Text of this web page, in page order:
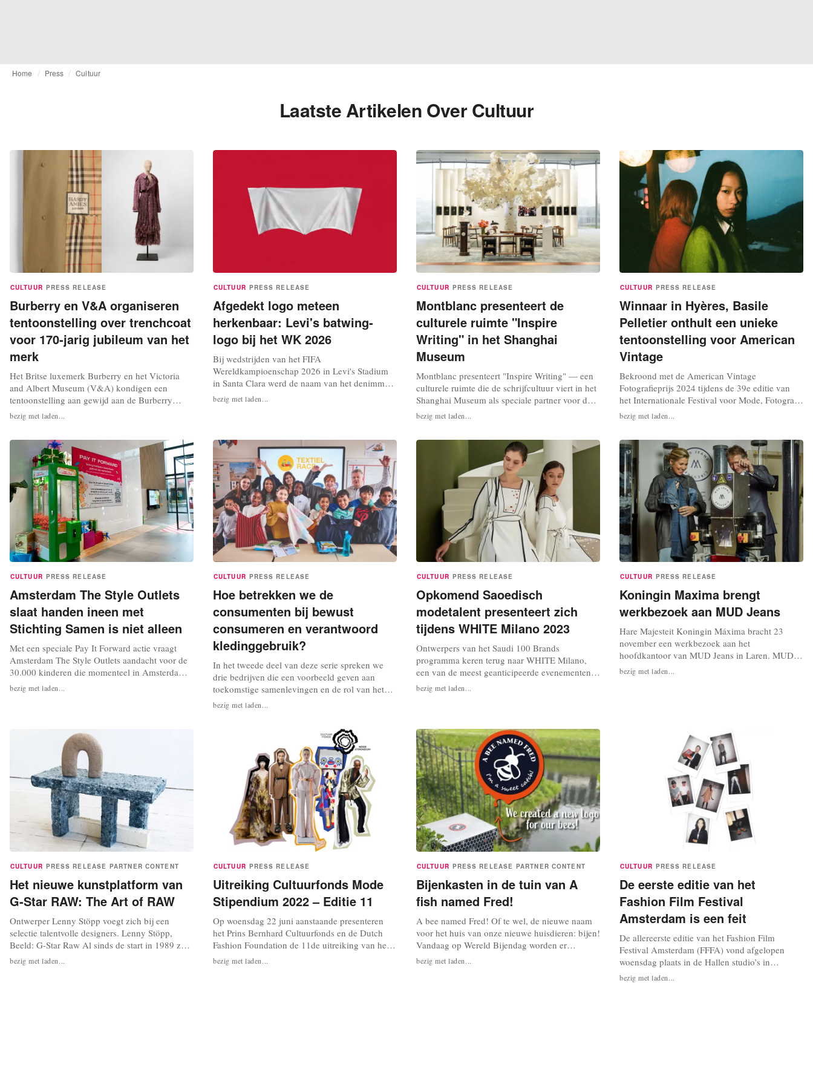
Home Press Cultuur
Laatste Artikelen Over Cultuur
CULTUUR PRESS RELEASE
Burberry en V&A organiseren
tentoonstelling over trenchcoat
voor 170-jarig jubileum van het
merk
Het Britse luxemerk Burberry en het Victoria
and Albert Museum (V&A) kondigen een
tentoonstelling aan gewijd aan de Burberry
trenchcoat. Dit ter ere van het 170-jarig
jubileum van het merk, zo blijkt uit een
'The Burberry Trench: Crafting an Icon', is te
zien in het V&A South Kensington in Londen...
bezig met laden...
CULTUUR PRESS RELEASE
Afgedekt logo meteen
herkenbaar: Levi's batwing-
logo bij het WK 2026
Bij wedstrijden van het FIFA
Wereldkampioenschap 2026 in Levi's Stadium
in Santa Clara werd de naam van het denimmerk
tijdelijk afgedekt, conform het clean-
stadiumbeleid van het internationale
onmiddellijk, aldus Levi's. Het clean-
stadiumbeleid van FIFA...
bezig met laden...
CULTUUR PRESS RELEASE
Montblanc presenteert de
culturele ruimte "Inspire
Writing" in het Shanghai
Museum
Montblanc presenteert "Inspire Writing" — een
culturele ruimte die de schrijfcultuur viert in het
Shanghai Museum als speciale partner voor de
tentoonstelling Writers Revealed, met 10
meesterwerken uit de Montblanc Writers
Montblanc in de kracht van woorden als dragers
van cultuur, herinneringen en bruggen...
bezig met laden...
CULTUUR PRESS RELEASE
Winnaar in Hyères, Basile
Pelletier onthult een unieke
tentoonstelling voor American
Vintage
Bekroond met de American Vintage
Fotografieprijs 2024 tijdens de 39e editie van
het Internationale Festival voor Mode, Fotografie
en Modeaccessoires in Hyères, presenteert
Basile Pelletier een geheel nieuwe serie, Een tijd
zijn in een van de Parijse boetieks van het merk
uit Marseille. Al acht jaar...
bezig met laden...
CULTUUR PRESS RELEASE
Amsterdam The Style Outlets
slaat handen ineen met
Stichting Samen is niet alleen
Met een speciale Pay It Forward actie vraagt
Amsterdam The Style Outlets aandacht voor de
30.000 kinderen die momenteel in Amsterdam
opgroeien in armoede. Deelnemers aan de actie
helpen deze kinderen aan betere
kinderen groeien op in huishoudens die door
bezig met laden...
CULTUUR PRESS RELEASE
Hoe betrekken we de
consumenten bij bewust
consumeren en verantwoord
kledinggebruik?
In het tweede deel van deze serie spreken we
drie bedrijven die een voorbeeld geven aan
toekomstige samenlevingen en de rol van het
collectief. Betrokkenheid van de Consument en
Innovatieve Bedrijven in de Wereld van
in beweging is, begint een bewustzijn te
ontstaan over onze impact op de planeet en de...
bezig met laden...
CULTUUR PRESS RELEASE
Opkomend Saoedisch
modetalent presenteert zich
tijdens WHITE Milano 2023
Ontwerpers van het Saudi 100 Brands
programma keren terug naar WHITE Milano,
een van de meest geanticipeerde evenementen
van de Milan Fashion Week, nadat ze vorig jaar
indruk maakten.. De ontwerpers exposeren voor
gebieden van de show. WHITE Milano is...
bezig met laden...
CULTUUR PRESS RELEASE
Koningin Maxima brengt
werkbezoek aan MUD Jeans
Hare Majesteit Koningin Máxima bracht 23
november een werkbezoek aan het
hoofdkantoor van MUD Jeans in Laren. MUD
Jeans is een circulair modebedrijf dat
spijkerbroeken, een van de meest vervuilende
bezig met laden...
CULTUUR PRESS RELEASE PARTNER CONTENT
Het nieuwe kunstplatform van
G-Star RAW: The Art of RAW
Ontwerper Lenny Stöpp voegt zich bij een
selectie talentvolle designers. Lenny Stöpp,
Beeld: G-Star Raw Al sinds de start in 1989 zijn
kunst en design sterk verweven met het DNA
van G-Star RAW. Onlangs lanceerde het merk
bezig met laden...
CULTUUR PRESS RELEASE
Uitreiking Cultuurfonds Mode
Stipendium 2022 – Editie 11
Op woensdag 22 juni aanstaande presenteren
het Prins Bernhard Cultuurfonds en de Dutch
Fashion Foundation de 11de uitreiking van het
Cultuurfonds Mode Stipendium, de grootste
modeprijs van Nederland. Dit wordt vanaf 17.00
bezig met laden...
CULTUUR PRESS RELEASE PARTNER CONTENT
Bijenkasten in de tuin van A
fish named Fred!
A bee named Fred! Of te wel, de nieuwe naam
voor het huis van onze nieuwe huisdieren: bijen!
Vandaag op Wereld Bijendag worden er
bijenkasten geplaatst in de tuin van A fish
named Fred. De bijenkast is helemaal in Fred
bezig met laden...
CULTUUR PRESS RELEASE
De eerste editie van het
Fashion Film Festival
Amsterdam is een feit
De allereerste editie van het Fashion Film
Festival Amsterdam (FFFA) vond afgelopen
woensdag plaats in de Hallen studio’s in
Amsterdam. Op 30 september 2020 vond de
allereerste editie van het Fashion Film Festival
bezig met laden...